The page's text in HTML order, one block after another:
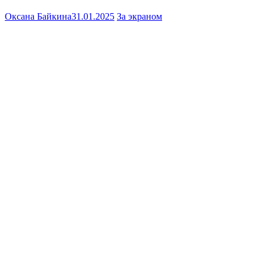
Оксана Байкина31.01.2025 За экраном